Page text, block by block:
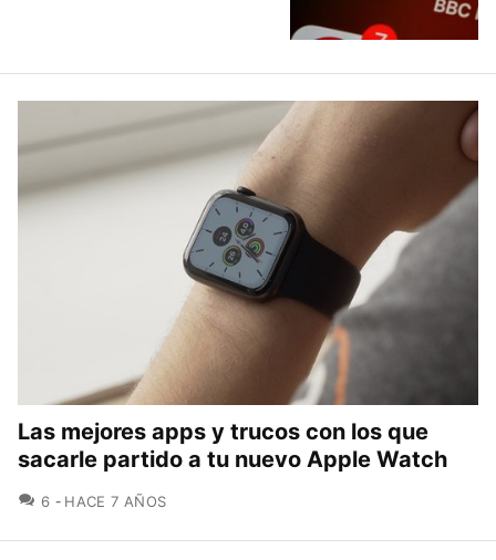
Las mejores apps y trucos con los que
sacarle partido a tu nuevo Apple Watch
6 COMENTARIOS
HACE 7 AÑOS